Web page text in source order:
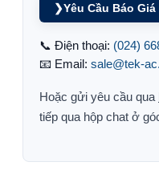
❯Yêu Cầu Báo Giá
📞 Điện thoại: (024)
📧 Email: sale@tek-
Hoặc gửi yêu cầu qua
tiếp qua hộp chat ở